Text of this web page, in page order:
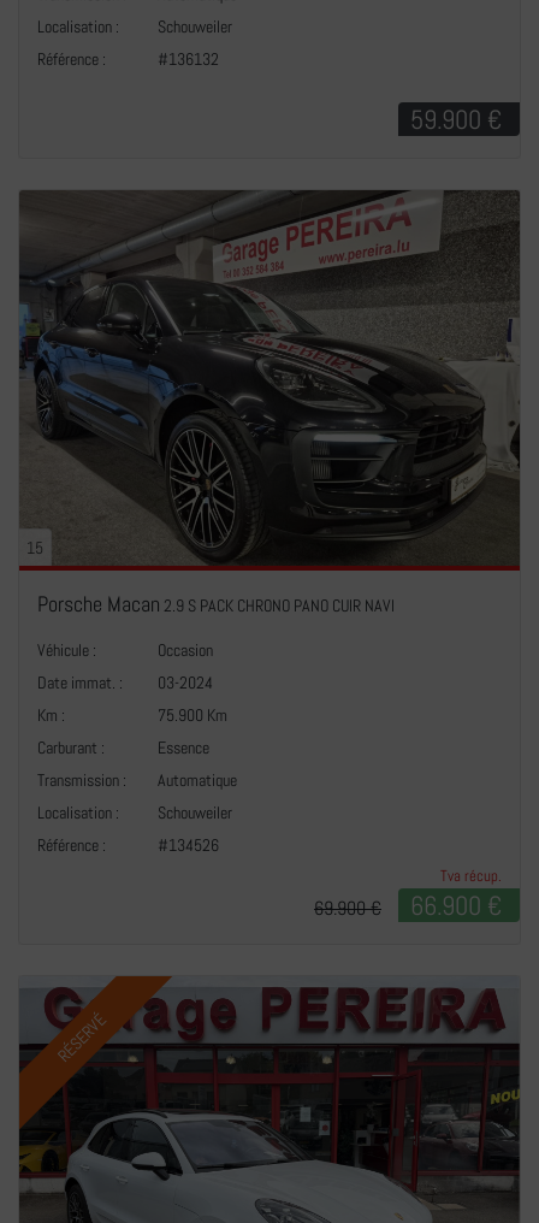
Localisation :
Schouweiler
Référence :
#136132
59.900 €
15
Porsche Macan 2.9 S PACK CHRONO PANO CUIR NAVI
Véhicule :
Occasion
Date immat. :
03-2024
Km :
75.900 Km
Carburant :
Essence
Transmission :
Automatique
Localisation :
Schouweiler
Référence :
#134526
Tva récup.
66.900 €
69.900 €
RÉSERVÉ